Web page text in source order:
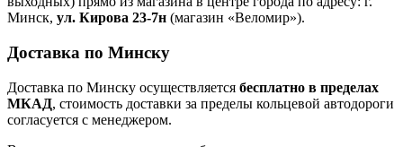
Минск, ул. Кирова 23-7н (магазин «Веломир»).
Доставка по Минску
Доставка по Минску осуществляется бесплатно в пределах
МКАД, стоимость доставки за пределы кольцевой автодороги
согласуется с менеджером.